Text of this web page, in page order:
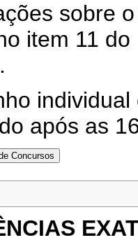
sobre
item 11
após as